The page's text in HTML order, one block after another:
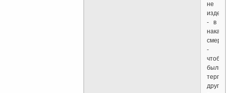
не
- в
-
чтобы
были
друг